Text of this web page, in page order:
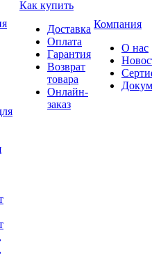
Как купить
Доставка
Оплата
Гарантия
Возврат
товара
Онлайн-
заказ
Компания
О нас